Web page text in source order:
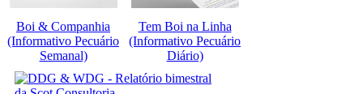
Boi & Companhia
(Informativo Pecuário
Semanal)
Tem Boi na Linha
(Informativo Pecuário
Diário)